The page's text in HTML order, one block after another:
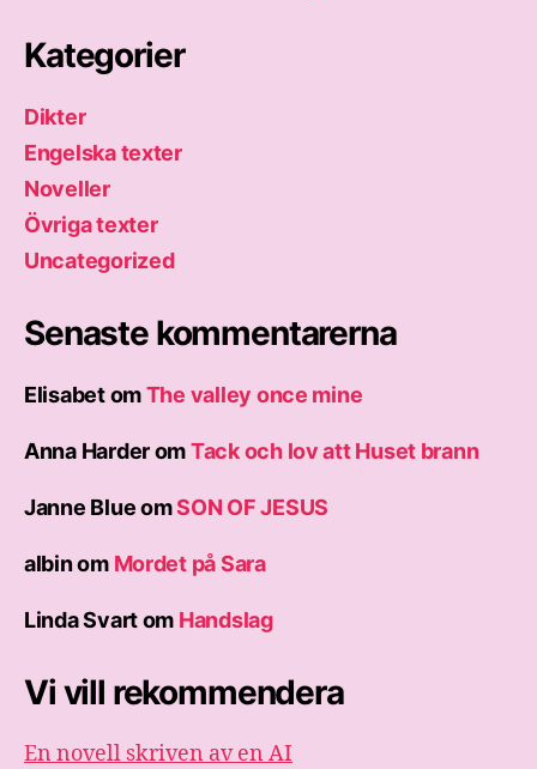
Kategorier
Dikter
Engelska texter
Noveller
Övriga texter
Uncategorized
Senaste kommentarerna
ElisabetomThe valley once mine
Anna HarderomTack och lov att Huset brann
Janne BlueomSON OF JESUS
albinom Mordet på Sara
Linda Svartom Handslag
Vi vill rekommendera
En novell skriven av en AI